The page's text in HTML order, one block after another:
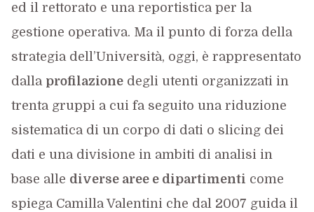
ed il rettorato e una reportistica per la
gestione operativa. Ma il punto di forza della
strategia dell’Università, oggi, è rappresentato
dalla profilazionedegli utenti organizzati in
trenta gruppi a cui fa seguito una riduzione
sistematica di un corpo di dati o slicing dei
dati e una divisione in ambiti di analisi in
base alle diverse aree e dipartimenti come
spiega Camilla Valentini che dal 2007 guida il